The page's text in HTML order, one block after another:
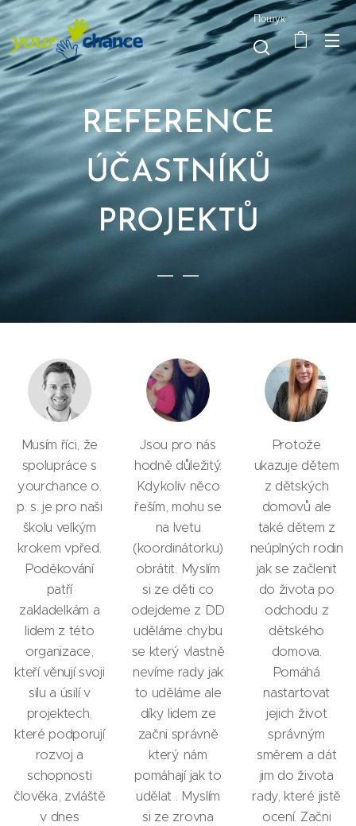
Пошук
REFERENCE
ÚČASTNÍKŮ
PROJEKTŮ
Musím říci, že
spolupráce s
yourchance o.
p. s. je pro naši
školu velkým
krokem vpřed.
Poděkování
patří
zakladelkám a
lidem z této
organizace,
kteří věnují svoji
sílu a úsilí v
projektech,
které podporují
rozvoj a
schopnosti
člověka, zvláště
v dnes
Jsou pro nás
hodně důležitý.
Kdykoliv něco
řeším, mohu se
na Ivetu
(koordinátorku)
obrátit. Myslím
si ze děti co
odejdeme z DD
uděláme chybu
se který vlastně
nevíme rady jak
to uděláme ale
díky lidem ze
začni správně
který nám
pomáhají jak to
udělat . Myslím
si ze zrovna
Protože
ukazuje dětem
z dětských
domovů ale
také dětem z
neúplných rodin
jak se začlenit
do života po
odchodu z
dětského
domova.
Pomáhá
nastartovat
jejich život
správným
směrem a dát
jim do života
rady, které jistě
ocení. Začni